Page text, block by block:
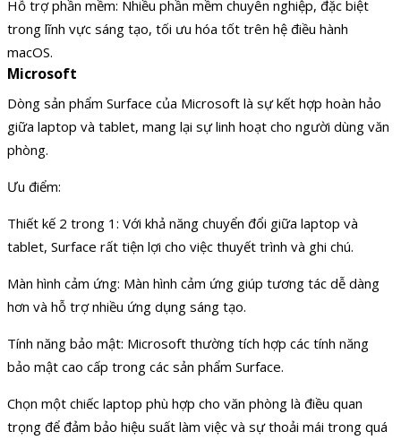
Hỗ trợ phần mềm: Nhiều phần mềm chuyên nghiệp, đặc biệt
trong lĩnh vực sáng tạo, tối ưu hóa tốt trên hệ điều hành
macOS.
Microsoft
Dòng sản phẩm Surface của Microsoft là sự kết hợp hoàn hảo
giữa laptop và tablet, mang lại sự linh hoạt cho người dùng văn
phòng.
Ưu điểm:
Thiết kế 2 trong 1: Với khả năng chuyển đổi giữa laptop và
tablet, Surface rất tiện lợi cho việc thuyết trình và ghi chú.
Màn hình cảm ứng: Màn hình cảm ứng giúp tương tác dễ dàng
hơn và hỗ trợ nhiều ứng dụng sáng tạo.
Tính năng bảo mật: Microsoft thường tích hợp các tính năng
bảo mật cao cấp trong các sản phẩm Surface.
Chọn một chiếc laptop phù hợp cho văn phòng là điều quan
trọng để đảm bảo hiệu suất làm việc và sự thoải mái trong quá